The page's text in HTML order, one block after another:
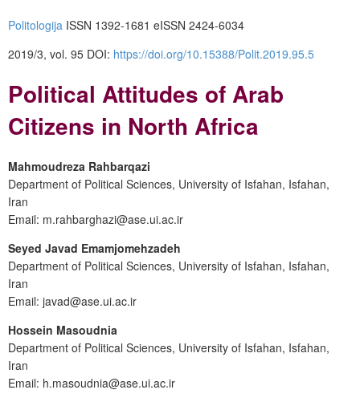
Politologija ISSN 1392-1681 eISSN 2424-6034
2019/3, vol. 95 DOI: https://doi.org/10.15388/Polit.2019.95.5
Political Attitudes of Arab
Citizens in North Africa
Mahmoudreza Rahbarqazi
Department of Political Sciences, University of Isfahan, Isfahan,
Iran
Email: m.rahbarghazi@ase.ui.ac.ir
Seyed Javad Emamjomehzadeh
Department of Political Sciences, University of Isfahan, Isfahan,
Iran
Email: javad@ase.ui.ac.ir
Hossein Masoudnia
Department of Political Sciences, University of Isfahan, Isfahan,
Iran
Email: h.masoudnia@ase.ui.ac.ir